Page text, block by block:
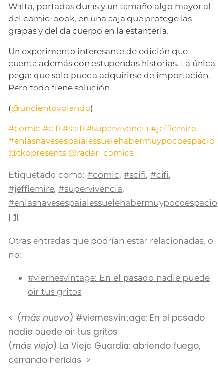
Walta, portadas duras y un tamaño algo mayor al
del comic-book, en una caja que protege las
grapas y del da cuerpo en la estantería.
Un experimento interesante de edición que
cuenta además con estupendas historias. La única
pega: que solo pueda adquirirse de importación.
Pero todo tiene solución.
(@uncientovolando)
#comic #cifi #scifi #supervivencia #jefflemire
#enlasnavesespaialessuelehabermuypocoespacio
@tkopresents @radar_comics
Etiquetado como: #comic,#scifi,#cifi,
#jefflemire,#supervivencia,
#enlasnavesespaialessuelehabermuypocoespacio
|¶
Otras entradas que podrían estar relacionadas, o
no:
#viernesvintage: En el pasado nadie puede
oir tus gritos
(más nuevo) #viernesvintage: En el pasado
nadie puede oir tus gritos
(más viejo) La Vieja Guardia: abriendo fuego,
cerrando heridas